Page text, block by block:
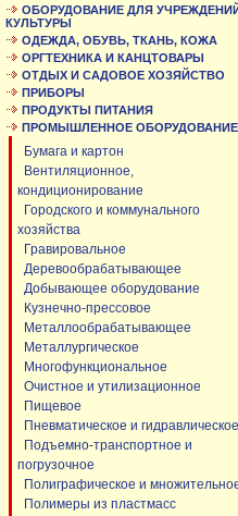
ОБОРУДОВАНИЕ ДЛЯ
КУЛЬТУРЫ
ОДЕЖДА, ОБУВЬ, ТКАНЬ, КОЖА
ОРГТЕХНИКА И КАНЦТОВАРЫ
ОТДЫХ И САДОВОЕ ХОЗЯЙСТВО
ПРИБОРЫ
ПРОДУКТЫ ПИТАНИЯ
ПРОМЫШЛЕННОЕ ОБОРУДОВАНИЕ
Бумага и картон
Вентиляционное,
кондиционирование
Городского и коммунального
хозяйства
Гравировальное
Деревообрабатывающее
Добывающее оборудование
Кузнечно-прессовое
Металлообрабатывающее
Металлургическое
Многофункциональное
Очистное и утилизационное
Пищевое
Пневматическое и гидравлическое
Подъемно-транспортное и
погрузочное
Полиграфическое и
Полимеры из пластмасс